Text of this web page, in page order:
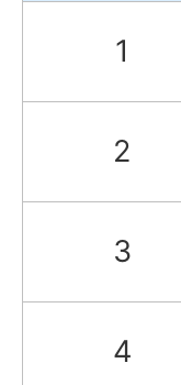
1
2
3
4